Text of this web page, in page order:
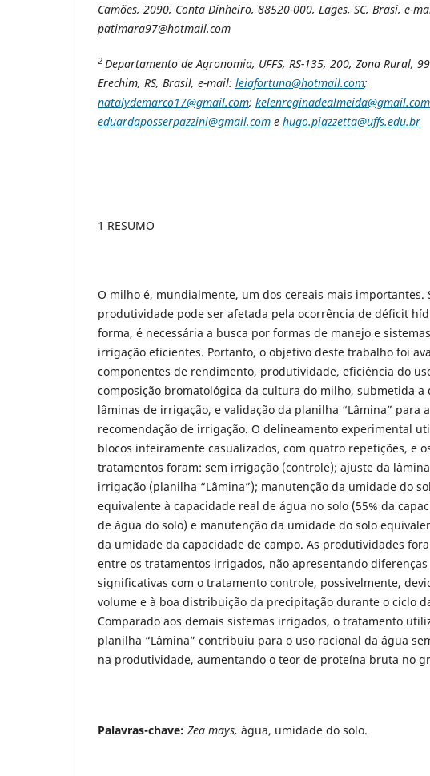
Camões, 2090, Conta Dinheiro, 88520-000, Lages, SC, Brasi, e-
patimara97@hotmail.com
2 Departamento de Agronomia, UFFS, RS-135, 200, Zona Rural,
Erechim, RS, Brasil, e-mail: leiafortuna@hotmail.com;
natalydemarco17@gmail.com; kelenreginadealmeida@gmail.com
eduardaposserpazzini@gmail.com e hugo.piazzetta@uffs.edu.br
1 RESUMO
O milho é, mundialmente, um dos cereais mais importantes.
produtividade pode ser afetada pela ocorrência de déficit
forma, é necessária a busca por formas de manejo e
irrigação eficientes. Portanto, o objetivo deste trabalho foi
componentes de rendimento, produtividade, eficiência do
composição bromatológica da cultura do milho, submetida a
lâminas de irrigação, e validação da planilha “Lâmina” para a
recomendação de irrigação. O delineamento experimental
blocos inteiramente casualizados, com quatro repetições, e
tratamentos foram: sem irrigação (controle); ajuste da
irrigação (planilha “Lâmina”); manutenção da umidade do
equivalente à capacidade real de água no solo (55% da
de água do solo) e manutenção da umidade do solo
da umidade da capacidade de campo. As produtividades
entre os tratamentos irrigados, não apresentando diferenças
significativas com o tratamento controle, possivelmente,
volume e à boa distribuição da precipitação durante o ciclo
Comparado aos demais sistemas irrigados, o tratamento
planilha “Lâmina” contribuiu para o uso racional da água
na produtividade, aumentando o teor de proteína bruta no
Palavras-chave: Zea mays, água, umidade do solo.